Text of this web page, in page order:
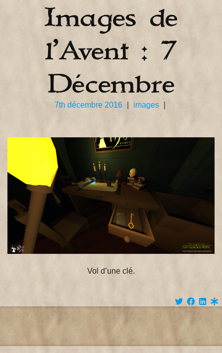
Images de
l’Avent : 7
Décembre
7th décembre 2016 images
Vol d’une clé.